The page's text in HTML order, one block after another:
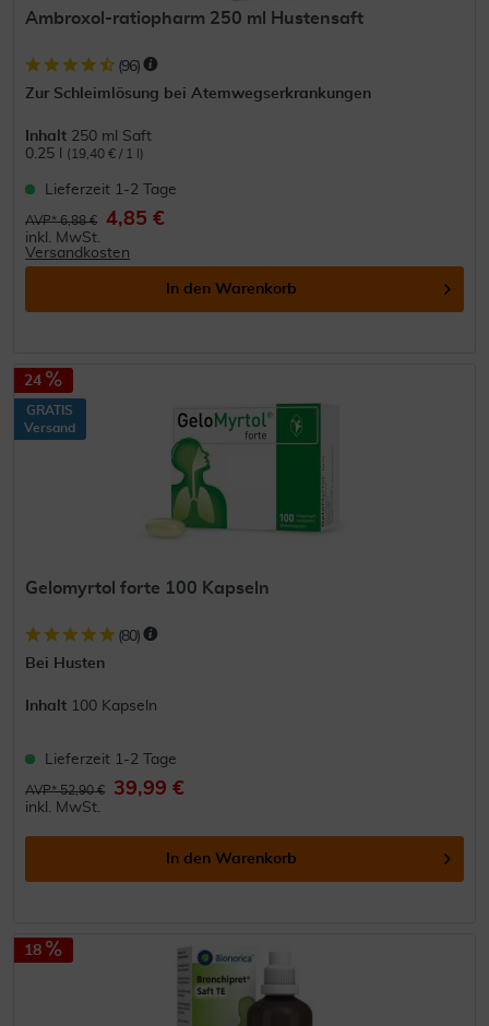
Ambroxol-ratiopharm 250 ml Hustensaft
(96)
Zur Schleimlösung bei Atemwegserkrankungen
Inhalt 250 ml Saft
0.25 l
(19,40 € / 1 l)
Lieferzeit 1-2 Tage
AVP* 6,88 € 4,85 €
inkl. MwSt.
Versandkosten
In den Warenkorb
24
GRATIS
Versand
Gelomyrtol forte 100 Kapseln
(80)
Bei Husten
Inhalt 100 Kapseln
Lieferzeit 1-2 Tage
AVP* 52,90 € 39,99 €
inkl. MwSt.
In den Warenkorb
18